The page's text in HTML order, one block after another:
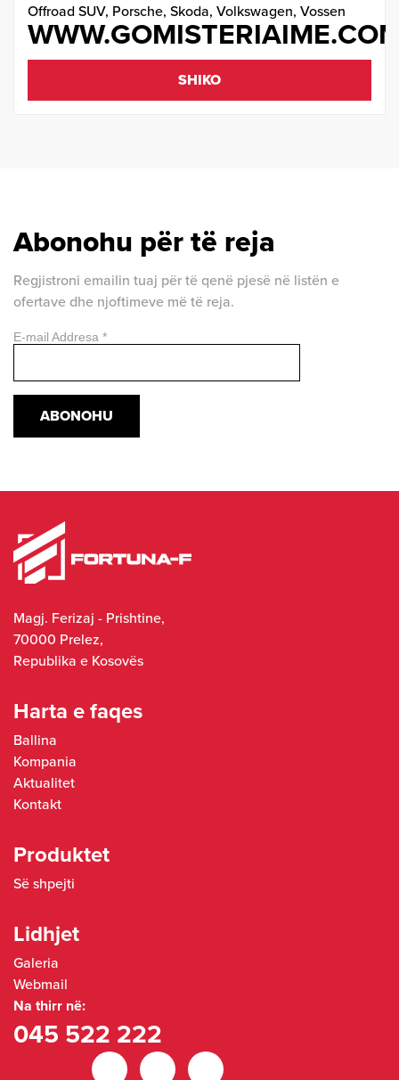
Offroad SUV, Porsche, Skoda, Volkswagen, Vossen
SHIKO
Abonohu për të reja
Regjistroni emailin tuaj për të qenë pjesë në listën e
ofertave dhe njoftimeve më të reja.
E-mail Addresa *
Magj. Ferizaj - Prishtine,
70000 Prelez,
Republika e Kosovës
Harta e faqes
Ballina
Kompania
Aktualitet
Kontakt
Produktet
Së shpejti
Lidhjet
Galeria
Webmail
Na thirr në:
045 522 222